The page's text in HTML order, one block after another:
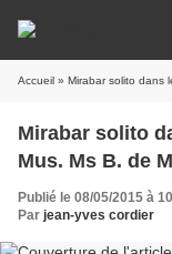
Accueil » Mirabar solito dans
Mirabar solito
Mus. Ms B. de
Publié le 08/05/2015 à
Par jean-yves cordier